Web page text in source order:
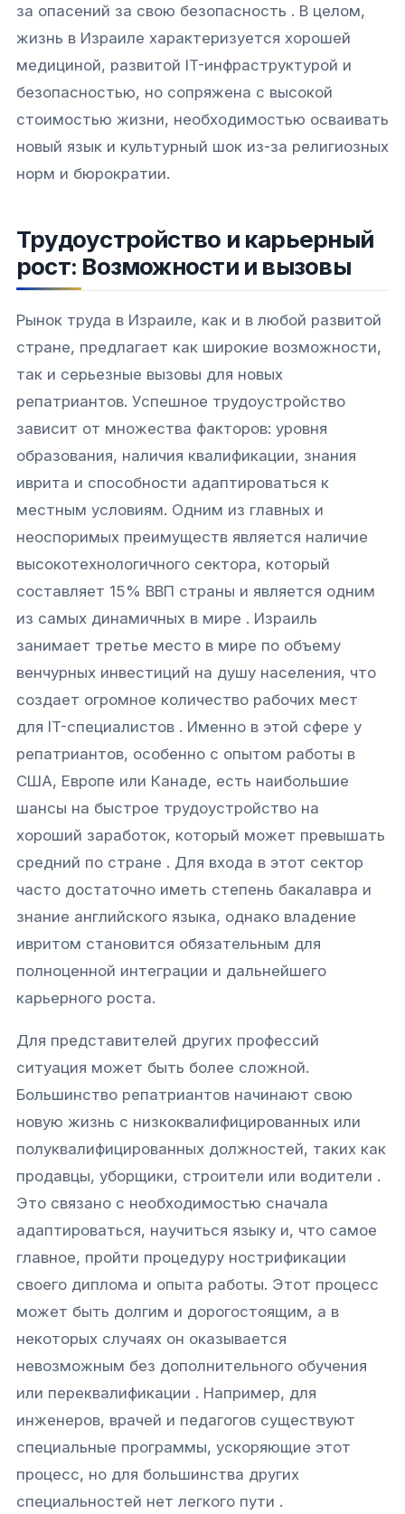
за опасений за свою безопасность . В целом,
жизнь в Израиле характеризуется хорошей
медициной, развитой IT-инфраструктурой и
безопасностью, но сопряжена с высокой
стоимостью жизни, необходимостью осваивать
новый язык и культурный шок из-за религиозных
норм и бюрократии.
Трудоустройство и карьерный
рост: Возможности и вызовы
Рынок труда в Израиле, как и в любой развитой
стране, предлагает как широкие возможности,
так и серьезные вызовы для новых
репатриантов. Успешное трудоустройство
зависит от множества факторов: уровня
образования, наличия квалификации, знания
иврита и способности адаптироваться к
местным условиям. Одним из главных и
неоспоримых преимуществ является наличие
высокотехнологичного сектора, который
составляет 15% ВВП страны и является одним
из самых динамичных в мире . Израиль
занимает третье место в мире по объему
венчурных инвестиций на душу населения, что
создает огромное количество рабочих мест
для IT-специалистов . Именно в этой сфере у
репатриантов, особенно с опытом работы в
США, Европе или Канаде, есть наибольшие
шансы на быстрое трудоустройство на
хороший заработок, который может превышать
средний по стране . Для входа в этот сектор
часто достаточно иметь степень бакалавра и
знание английского языка, однако владение
ивритом становится обязательным для
полноценной интеграции и дальнейшего
карьерного роста.
Для представителей других профессий
ситуация может быть более сложной.
Большинство репатриантов начинают свою
новую жизнь с низкоквалифицированных или
полуквалифицированных должностей, таких как
продавцы, уборщики, строители или водители .
Это связано с необходимостью сначала
адаптироваться, научиться языку и, что самое
главное, пройти процедуру нострификации
своего диплома и опыта работы. Этот процесс
может быть долгим и дорогостоящим, а в
некоторых случаях он оказывается
невозможным без дополнительного обучения
или переквалификации . Например, для
инженеров, врачей и педагогов существуют
специальные программы, ускоряющие этот
процесс, но для большинства других
специальностей нет легкого пути .
Связаться с нами